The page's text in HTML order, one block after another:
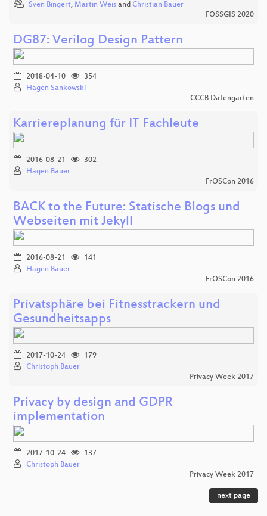
Sven Bingert, Martin Weis and Christian Bauer
FOSSGIS 2020
DG87: Verilog Design Pattern
2018-04-10
354
Hagen Sankowski
CCCB Datengarten
Karriereplanung für IT Fachleute
2016-08-21
302
Hagen Bauer
FrOSCon 2016
BACK to the Future: Statische Blogs und
Webseiten mit Jekyll
2016-08-21
141
Hagen Bauer
FrOSCon 2016
Privatsphäre bei Fitnesstrackern und
Gesundheitsapps
2017-10-24
179
Christoph Bauer
Privacy Week 2017
Privacy by design and GDPR
implementation
2017-10-24
137
Christoph Bauer
Privacy Week 2017
next page